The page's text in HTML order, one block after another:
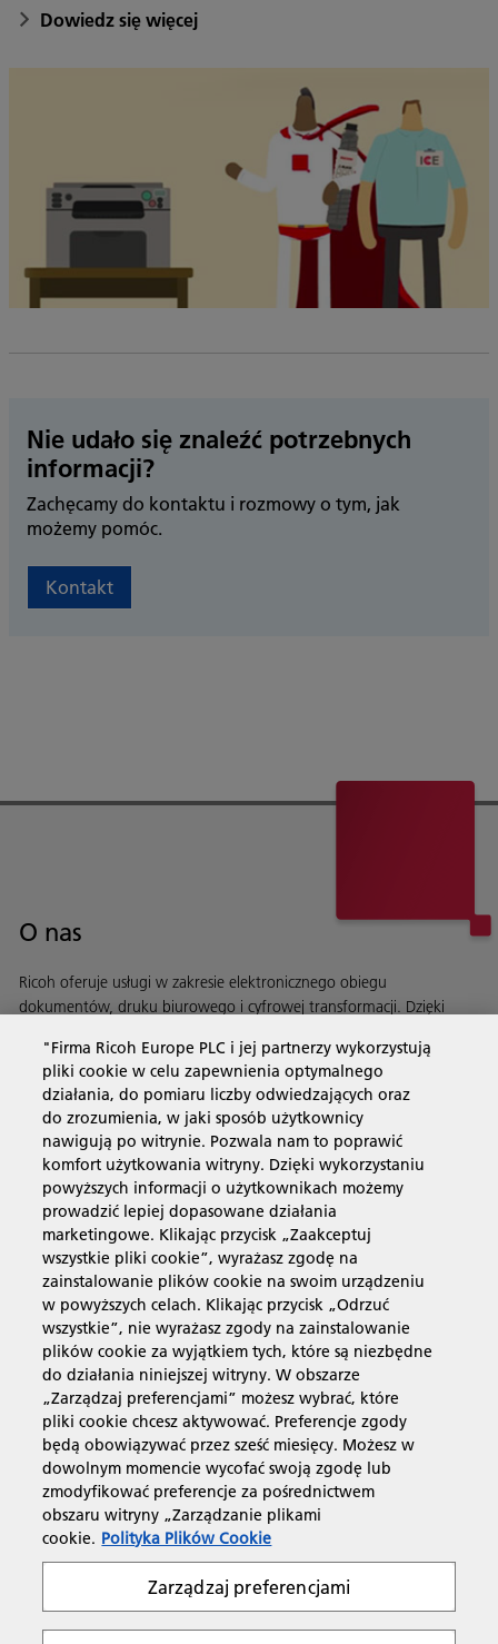
Dowiedz się więcej
Nie udało się znaleźć potrzebnych
informacji?
Zachęcamy do kontaktu i rozmowy o tym, jak
możemy pomóc.
Kontakt
O nas
Ricoh oferuje usługi w zakresie elektronicznego obiegu
dokumentów, druku biurowego i cyfrowej transformacji. Dzięki
Dowiedz się więcej o naszej historii i naszych działaniach
Usługi biznesowe
Produkty i usługi
Wsparcie i kontakt
Materiały dodatkowe
Obserwuj nas
Prywatność Warunki korzystania z witryny
"Firma Ricoh Europe PLC i jej partnerzy wykorzystują
pliki cookie w celu zapewnienia optymalnego
działania, do pomiaru liczby odwiedzających oraz
do zrozumienia, w jaki sposób użytkownicy
nawigują po witrynie. Pozwala nam to poprawić
komfort użytkowania witryny. Dzięki wykorzystaniu
powyższych informacji o użytkownikach możemy
prowadzić lepiej dopasowane działania
marketingowe. Klikając przycisk „Zaakceptuj
wszystkie pliki cookie”, wyrażasz zgodę na
zainstalowanie plików cookie na swoim urządzeniu
w powyższych celach. Klikając przycisk „Odrzuć
wszystkie”, nie wyrażasz zgody na zainstalowanie
plików cookie za wyjątkiem tych, które są niezbędne
do działania niniejszej witryny. W obszarze
„Zarządzaj preferencjami” możesz wybrać, które
pliki cookie chcesz aktywować. Preferencje zgody
będą obowiązywać przez sześć miesięcy. Możesz w
dowolnym momencie wycofać swoją zgodę lub
zmodyfikować preferencje za pośrednictwem
obszaru witryny „Zarządzanie plikami
cookie. Polityka Plików Cookie
Zarządzaj preferencjami